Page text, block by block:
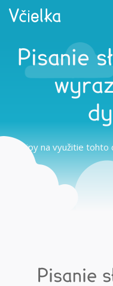
Pisanie
Tipy na využitie tohto
Pisanie